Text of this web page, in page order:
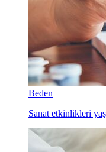
Beden
Sanat etkinlikleri